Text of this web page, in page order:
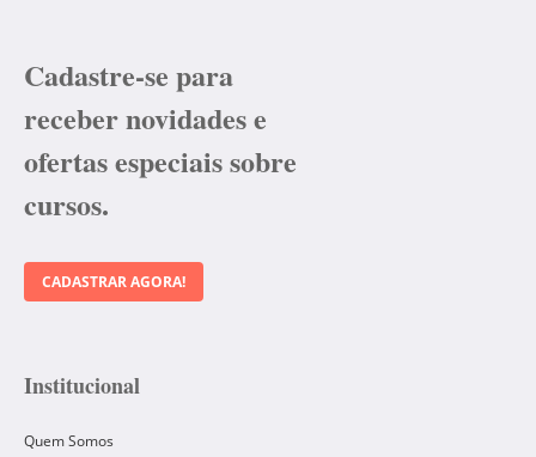
Cadastre-se para
receber novidades e
ofertas especiais sobre
cursos.
CADASTRAR AGORA!
Institucional
Quem Somos